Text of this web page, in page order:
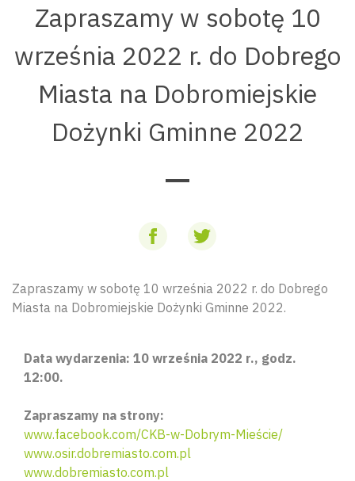
Zapraszamy w sobotę 10
września 2022 r. do Dobrego
Miasta na Dobromiejskie
Dożynki Gminne 2022
Zapraszamy w sobotę 10 września 2022 r. do Dobrego
Miasta na Dobromiejskie Dożynki Gminne 2022.
Data wydarzenia: 10 września 2022 r., godz.
12:00.
Zapraszamy na strony:
www.facebook.com/CKB-w-Dobrym-Mieście/
www.osir.dobremiasto.com.pl
www.dobremiasto.com.pl